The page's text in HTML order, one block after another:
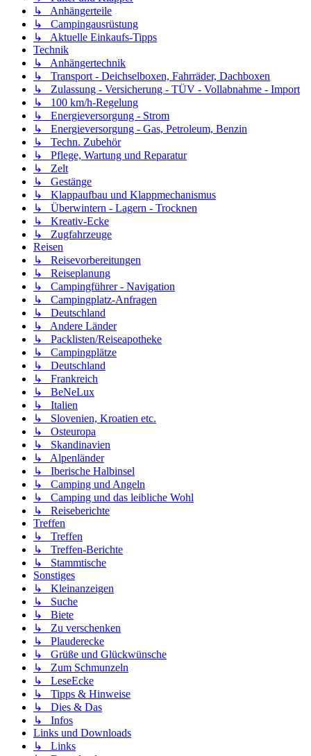
↳ Anhängerteile
↳ Campingausrüstung
↳ Aktuelle Einkaufs-Tipps
Technik
↳ Anhängertechnik
↳ Transport - Deichselboxen, Fahrräder, Dachboxen
↳ Zulassung - Versicherung - TÜV - Vollabnahme - Import
↳ 100 km/h-Regelung
↳ Energieversorgung - Strom
↳ Energieversorgung - Gas, Petroleum, Benzin
↳ Techn. Zubehör
↳ Pflege, Wartung und Reparatur
↳ Zelt
↳ Gestänge
↳ Klappaufbau und Klappmechanismus
↳ Überwintern - Lagern - Trocknen
↳ Kreativ-Ecke
↳ Zugfahrzeuge
Reisen
↳ Reisevorbereitungen
↳ Reiseplanung
↳ Campingführer - Navigation
↳ Campingplatz-Anfragen
↳ Deutschland
↳ Andere Länder
↳ Packlisten/Reiseapotheke
↳ Campingplätze
↳ Deutschland
↳ Frankreich
↳ BeNeLux
↳ Italien
↳ Slovenien, Kroatien etc.
↳ Osteuropa
↳ Skandinavien
↳ Alpenländer
↳ Iberische Halbinsel
↳ Camping und Angeln
↳ Camping und das leibliche Wohl
↳ Reiseberichte
Treffen
↳ Treffen
↳ Treffen-Berichte
↳ Stammtische
Sonstiges
↳ Kleinanzeigen
↳ Suche
↳ Biete
↳ Zu verschenken
↳ Plauderecke
↳ Grüße und Glückwünsche
↳ Zum Schmunzeln
↳ LeseEcke
↳ Tipps & Hinweise
↳ Dies & Das
↳ Infos
Links und Downloads
↳ Links